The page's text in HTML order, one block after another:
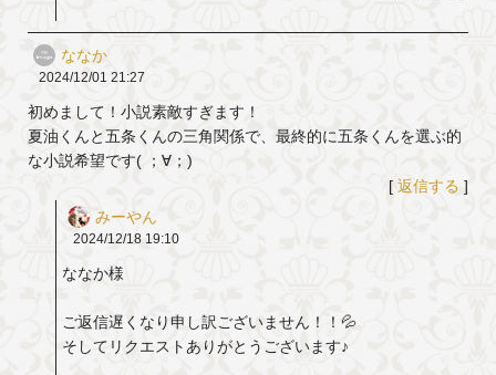
ななか
2024/12/01 21:27
初めまして！小説素敵すぎます！
夏油くんと五条くんの三角関係で、最終的に五条くんを選ぶ的
な小説希望です( ；∀；)
[ 返信する ]
みーやん
2024/12/18 19:10
ななか様
ご返信遅くなり申し訳ございません！！💦
そしてリクエストありがとうございます♪